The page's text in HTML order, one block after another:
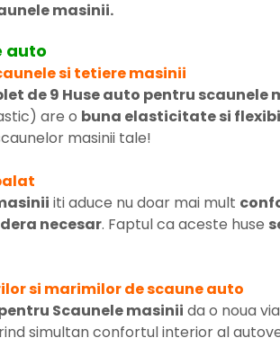
masinii.
auto
si tetiere masinii
de 9 Huse auto pentru scaunele
are o buna elasticitate si
masinii tale!
iti aduce nu doar mai mult
necesar. Faptul ca aceste huse
si marimilor de scaune auto
Scaunele masinii da o noua
simultan confortul interior al